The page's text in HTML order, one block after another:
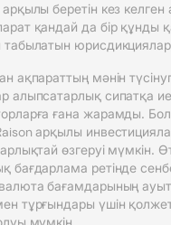
беретін кез
қандай да бір құнды
табылатын
ақпараттың мәнін
алыпсатарлық сипатқа
ғана жарамды.
арқылы
өзгеруі мүмкін.
бағдарлама ретінде
бағамдарының
тұрғындары үшін